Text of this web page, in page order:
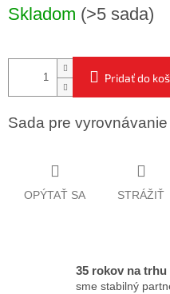
cena:
Skladom (>5 sada)
Pridať do
Sada pre
OPÝTAŤ SA STRÁŽIŤ
35 rokov na trhu
sme stabilný